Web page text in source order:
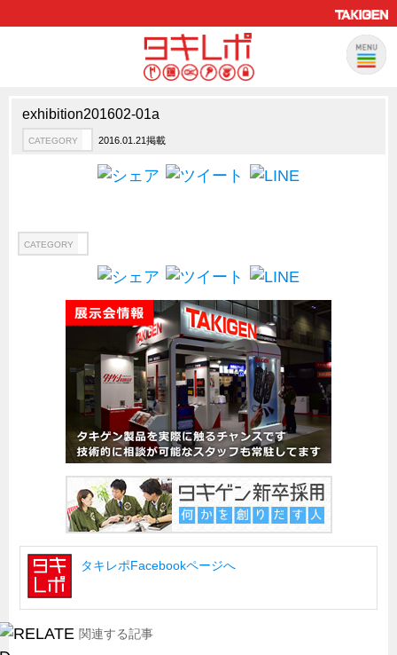
CATEGORY
新製品ロケットニュース
ピックアップ製品
How to 動画
ハイセキュリティ錠前TAKシリーズ
staffシリーズ
CFRP（炭素繊維強化プラスチック）
CATEGORY ソリューション
試作・特注品の事例集
SDGs配慮・脱炭素
省力化製品
医療・福祉・介護関連
ロボット・自動化装置関連
二次電池関連
exhibition201602-01a
CATEGORY 2016.01.21掲載
CATEGORY
タキレポFacebookページへ
関連する記事